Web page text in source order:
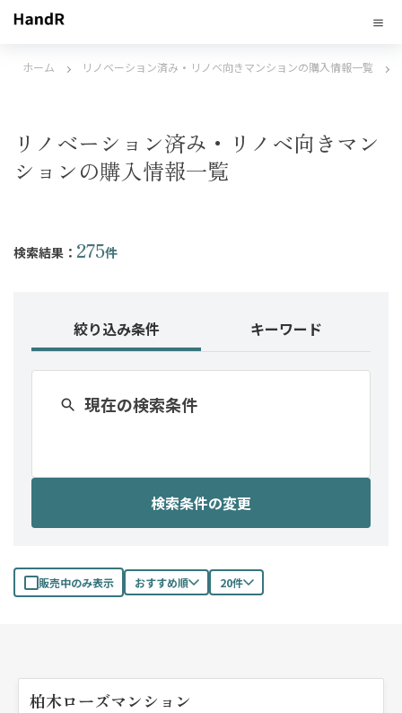
ホーム リノベーション済み・リノベ向きマンションの購入情報一覧
リノベーション済み・リノベ向きマン
ションの購入情報一覧
検索結果： 275件
絞り込み条件 キーワード
現在の検索条件
検索条件の変更
販売中のみ表示 おすすめ順 20件
柏木ローズマンション